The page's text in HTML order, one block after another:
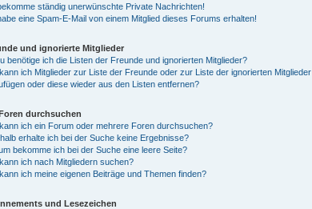
ständig unerwünschte Private Nachrichten!
eine Spam-E-Mail von einem Mitglied dieses Forums erhalten!
und ignorierte Mitglieder
benötige ich die Listen der Freunde und ignorierten Mitglieder?
ich Mitglieder zur Liste der Freunde oder zur Liste der ignorierten Mitglieder
oder diese wieder aus den Listen entfernen?
durchsuchen
ich ein Forum oder mehrere Foren durchsuchen?
erhalte ich bei der Suche keine Ergebnisse?
bekomme ich bei der Suche eine leere Seite?
ich nach Mitgliedern suchen?
ich meine eigenen Beiträge und Themen finden?
und Lesezeichen